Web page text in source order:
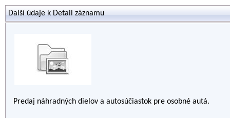
Další údaje k Detail záznamu
Predaj náhradných dielov a autosúčiastok pre osobné autá.